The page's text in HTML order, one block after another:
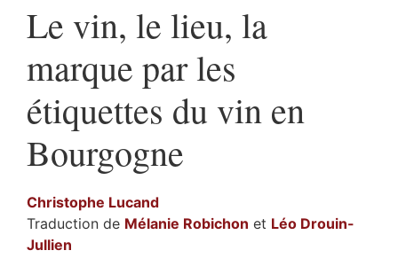
Le vin, le lieu, la
marque par les
étiquettes du vin en
Bourgogne
Christophe Lucand
Traduction de Mélanie Robichon et Léo Drouin-
Jullien